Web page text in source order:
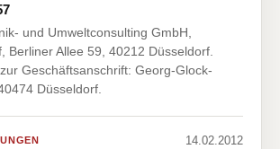
und Umweltconsulting GmbH,
Berliner Allee 59, 40212 Düsseldorf.
Geschäftsanschrift: Georg-Glock-
Düsseldorf.
14.02.2012